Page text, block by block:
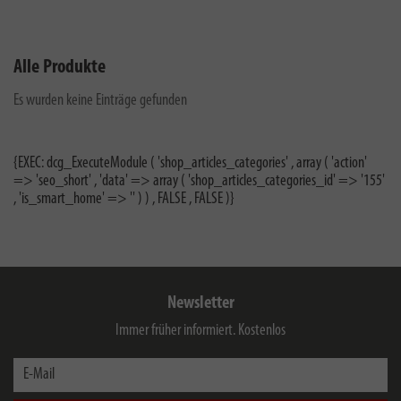
Alle Produkte
Es wurden keine Einträge gefunden
{EXEC: dcg_ExecuteModule ( 'shop_articles_categories' , array ( 'action'
=> 'seo_short' , 'data' => array ( 'shop_articles_categories_id' => '155'
, 'is_smart_home' => '' ) ) , FALSE , FALSE )}
Newsletter
Immer früher informiert. Kostenlos
E-Mail